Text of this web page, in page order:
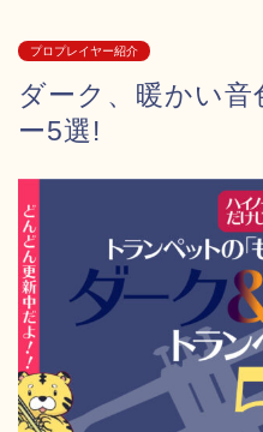
プロプレイヤー紹介
ダーク、暖かい
ー5選!